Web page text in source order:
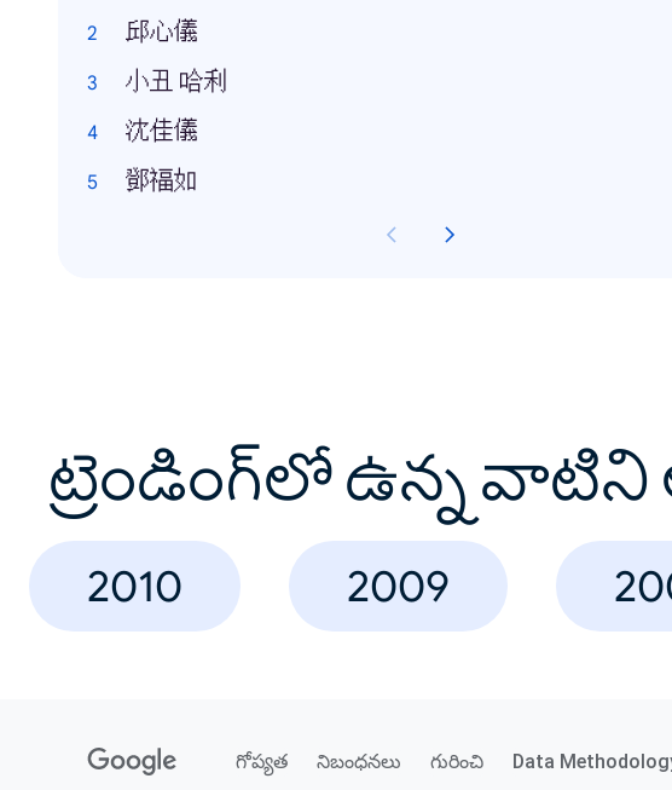
邱心儀
小丑 哈利
沈佳儀
鄧福如
ట్రెండింగ్‌లో ఉన్న వాటిని
2010 2009
గోప్యత నిబంధనలు గురించి Data